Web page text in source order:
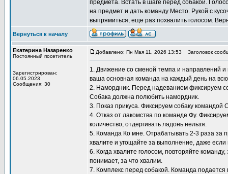
предмета. Встать в шаге перед собакой.
на предмет и дать команду Место. Рукой с
выпрямиться, еще раз похвалить голосом.
Вернуться к началу
Екатерина Назаренко
Постоянный посетитель
Зарегистрирован:
06.05.2023
Сообщения: 30
Добавлено: Пн Мая 11, 2026 13:53 Заголовок
1. Движение со сменой темпа и направлений
ваша основная команда на каждый день на
2. Намордник. Перед надеванием фиксируем
Собака должна полюбить намордник.
3. Показ прикуса. Фиксируем собаку
4. Отказ от лакомства по команде Фу.
количество, отдергивать ладонь нельзя.
5. Команда Ко мне. Отрабатывать 2-3 раза за
хвалите и угощайте за выполнение, даже
6. Когда хвалите голосом, повторяйте
понимает, за что хвалим.
7. Комплекс перед собакой. Команда